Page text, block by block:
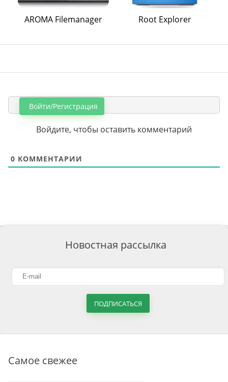
AROMA Filemanager Root Explorer
Войти/Регистрация
Войдите, чтобы оставить комментарий
0 КОММЕНТАРИИ
Новостная рассылка
ПОДПИСАТЬСЯ
Самое свежее